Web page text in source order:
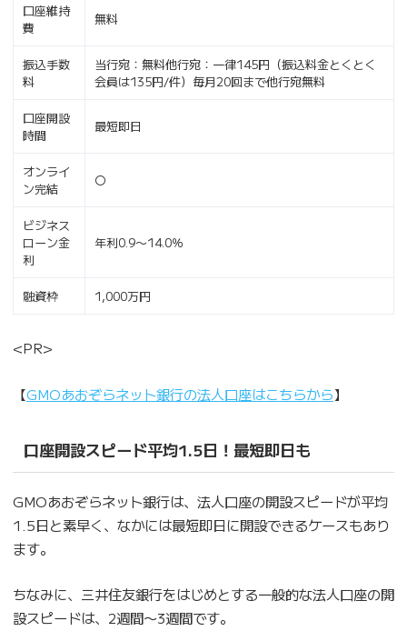
口座維持
費
無料
振込手数
料
当行宛：無料他行宛：一律145円（振込料金とくとく
会員は135円/件）毎月20回まで他行宛無料
口座開設
時間
最短即日
オンライ
ン完結
〇
ビジネス
ローン金
利
年利0.9〜14.0％
融資枠 1,000万円
<PR>
【GMOあおぞらネット銀行の法人口座はこちらから】
口座開設スピード平均1.5日！最短即日も
GMOあおぞらネット銀行は、法人口座の開設スピードが平均
1.5日と素早く、なかには最短即日に開設できるケースもあり
ます。
ちなみに、三井住友銀行をはじめとする一般的な法人口座の開
設スピードは、2週間〜3週間です。